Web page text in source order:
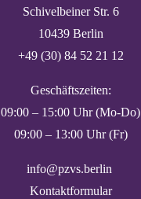
Schivelbeiner Str. 6
10439 Berlin
+49 (30) 84 52 21 12
Geschäftszeiten:
09:00 – 15:00 Uhr (Mo-Do)
09:00 – 13:00 Uhr (Fr)
info@pzvs.berlin
Kontaktformular